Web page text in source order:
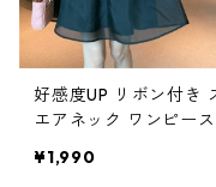
好感度UP リボン付き
エアネック ワンピー
¥1,990